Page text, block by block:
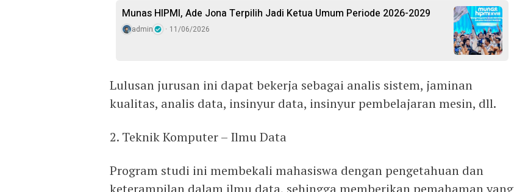
Munas HIPMI, Ade Jona Terpilih Jadi Ketua Umum Periode 2026-2029
admin 11/06/2026
Lulusan jurusan ini dapat bekerja sebagai analis sistem, jaminan
kualitas, analis data, insinyur data, insinyur pembelajaran mesin, dll.
2. Teknik Komputer – Ilmu Data
Program studi ini membekali mahasiswa dengan pengetahuan dan
keterampilan dalam ilmu data, sehingga memberikan pemahaman yang